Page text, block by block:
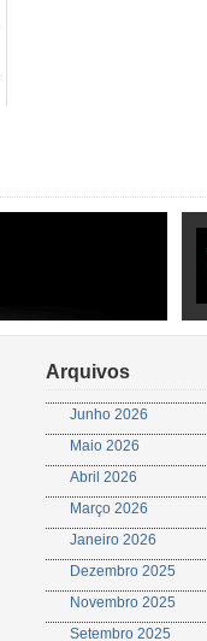
Arquivos
Junho 2026
Maio 2026
Abril 2026
Março 2026
Janeiro 2026
Dezembro 2025
Novembro 2025
Setembro 2025